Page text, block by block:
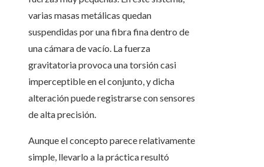
varias masas metálicas quedan
suspendidas por una fibra fina dentro de
una cámara de vacío. La fuerza
gravitatoria provoca una torsión casi
imperceptible en el conjunto, y dicha
alteración puede registrarse con sensores
de alta precisión.
Aunque el concepto parece relativamente
simple, llevarlo a la práctica resultó